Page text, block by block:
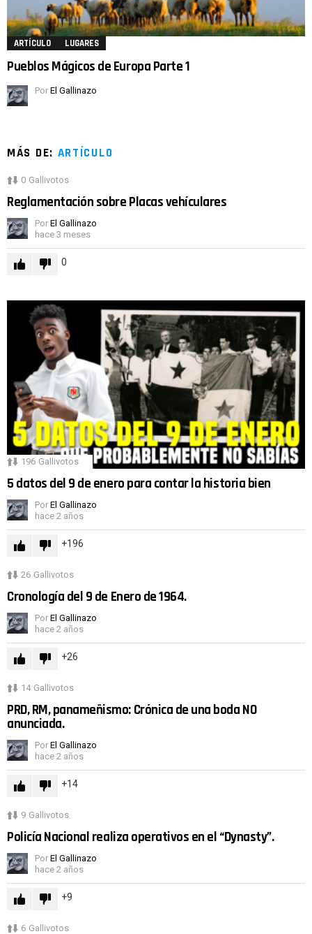
ARTÍCULO LUGARES
Pueblos Mágicos de Europa Parte 1
Por El Gallinazo
MÁS DE: ARTÍCULO
0 Gallivotos
Reglamentación sobre Placas vehículares
Por El Gallinazo
hace 3 meses
0
196 Gallivotos
5 datos del 9 de enero para contar la historia bien
Por El Gallinazo
hace 2 años
196
26 Gallivotos
Cronología del 9 de Enero de 1964.
Por El Gallinazo
hace 2 años
26
14 Gallivotos
PRD, RM, panameñismo: Crónica de una boda NO
anunciada.
Por El Gallinazo
hace 2 años
14
9 Gallivotos
Policía Nacional realiza operativos en el “Dynasty”.
Por El Gallinazo
hace 2 años
9
6 Gallivotos